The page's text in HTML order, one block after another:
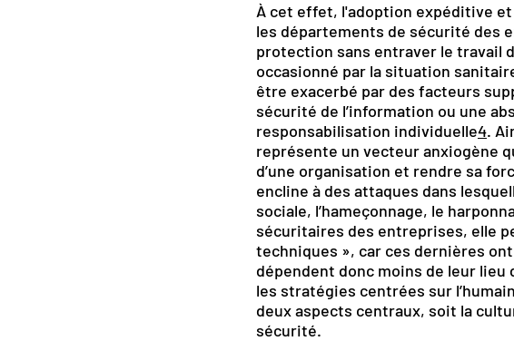
À cet effet, l'adoption expéditive
les départements de sécurité des
protection sans entraver le travail
occasionné par la situation
être exacerbé par des facteurs
sécurité de l’information ou une
responsabilisation individuelle4.
représente un vecteur anxiogène
d’une organisation et rendre sa
encline à des attaques dans
sociale, l’hameçonnage, le
sécuritaires des entreprises, elle
techniques », car ces dernières
dépendent donc moins de leur
les stratégies centrées sur
deux aspects centraux, soit la
sécurité.